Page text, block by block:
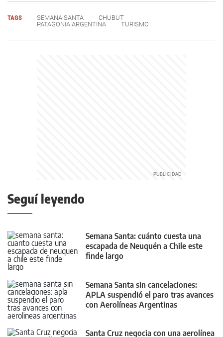
TAGS SEMANA SANTA
CHUBUT
PATAGONIA ARGENTINA
TURISMO
Seguí leyendo
Semana Santa: cuánto cuesta una
escapada de Neuquén a Chile este
finde largo
Semana Santa sin cancelaciones:
APLA suspendió el paro tras avances
con Aerolíneas Argentinas
Santa Cruz negocia con una aerolínea